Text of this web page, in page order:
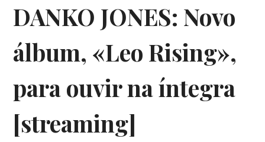
DANKO JONES: Novo
álbum, «Leo Rising»,
para ouvir na íntegra
[streaming]